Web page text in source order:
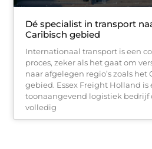
Dé specialist in transport
Caribisch gebied
Internationaal transport is een
proces, zeker als het gaat om
naar afgelegen regio’s zoals het
gebied. Essex Freight Holland is
toonaangevend logistiek bedrijf
volledig